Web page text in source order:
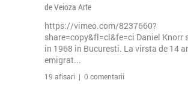
de Veioza Arte
https://vimeo.com/8237660?
share=copy&fl=cl&fe=ci Daniel Knorr
in 1968 in Bucuresti. La virsta de 14
emigrat...
19 afisari | 0 comentarii